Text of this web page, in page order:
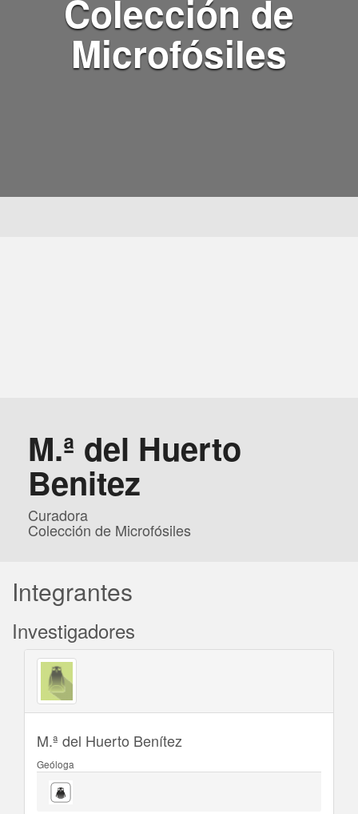
Colección de
Microfósiles
M.ª del Huerto
Benitez
Curadora
Colección de Microfósiles
Integrantes
Investigadores
M.ª del Huerto Benítez
Geóloga